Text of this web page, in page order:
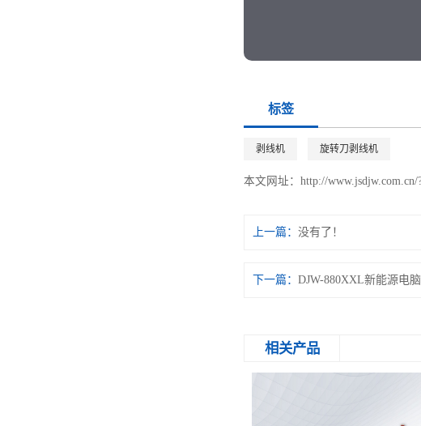
标签
剥线机 旋转刀剥线机
本文网址：http://
上一篇：没有了！
下一篇：DJW-880XXL新能源电
相关产品